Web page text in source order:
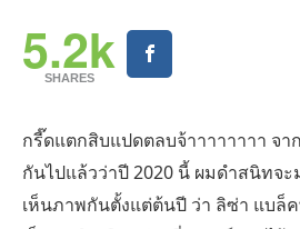
5.2k
SHARES
กรี๊ดแตกสิบแปดตลบจ้าาาาาาาา จา
กันไปแล้วว่าปี 2020 นี้ ผมดำสนิทจ
เห็นภาพกันตั้งแต่ต้นปี ว่า ลิซ่า แบล็